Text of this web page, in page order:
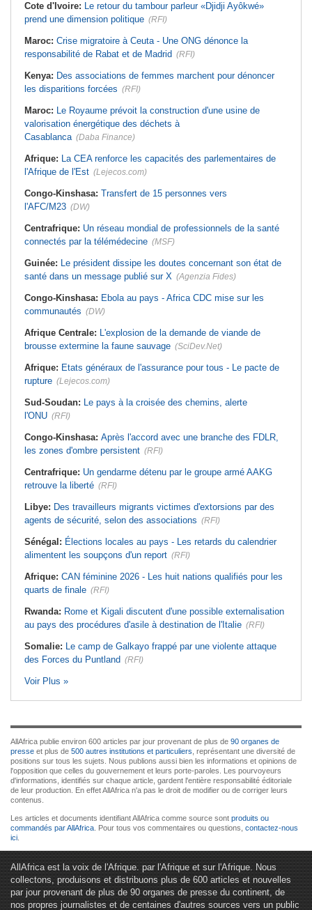
Cote d'Ivoire: Le retour du tambour parleur «Djidji Ayôkwé»
prend une dimension politique (RFI)
Maroc: Crise migratoire à Ceuta - Une ONG dénonce la
responsabilité de Rabat et de Madrid (RFI)
Kenya: Des associations de femmes marchent pour dénoncer
les disparitions forcées (RFI)
Maroc: Le Royaume prévoit la construction d'une usine de
valorisation énergétique des déchets à
Casablanca (Daba Finance)
Afrique: La CEA renforce les capacités des parlementaires de
l'Afrique de l'Est (Lejecos.com)
Congo-Kinshasa: Transfert de 15 personnes vers
l'AFC/M23 (DW)
Centrafrique: Un réseau mondial de professionnels de la santé
connectés par la télémédecine (MSF)
Guinée: Le président dissipe les doutes concernant son état de
santé dans un message publié sur X (Agenzia Fides)
Congo-Kinshasa: Ebola au pays - Africa CDC mise sur les
communautés (DW)
Afrique Centrale: L'explosion de la demande de viande de
brousse extermine la faune sauvage (SciDev.Net)
Afrique: Etats généraux de l'assurance pour tous - Le pacte de
rupture (Lejecos.com)
Sud-Soudan: Le pays à la croisée des chemins, alerte
l'ONU (RFI)
Congo-Kinshasa: Après l'accord avec une branche des FDLR,
les zones d'ombre persistent (RFI)
Centrafrique: Un gendarme détenu par le groupe armé AAKG
retrouve la liberté (RFI)
Libye: Des travailleurs migrants victimes d'extorsions par des
agents de sécurité, selon des associations (RFI)
Sénégal: Élections locales au pays - Les retards du calendrier
alimentent les soupçons d'un report (RFI)
Afrique: CAN féminine 2026 - Les huit nations qualifiés pour les
quarts de finale (RFI)
Rwanda: Rome et Kigali discutent d'une possible externalisation
au pays des procédures d'asile à destination de l'Italie (RFI)
Somalie: Le camp de Galkayo frappé par une violente attaque
des Forces du Puntland (RFI)
Voir Plus »
AllAfrica publie environ 600 articles par jour provenant de plus de 90 organes de
presse et plus de 500 autres institutions et particuliers , représentant une diversité de
positions sur tous les sujets. Nous publions aussi bien les informations et opinions de
l'opposition que celles du gouvernement et leurs porte-paroles. Les pourvoyeurs
d'informations, identifiés sur chaque article, gardent l'entière responsabilité éditoriale
de leur production. En effet AllAfrica n'a pas le droit de modifier ou de corriger leurs
contenus.
Les articles et documents identifiant AllAfrica comme source sont produits ou
commandés par AllAfrica . Pour tous vos commentaires ou questions, contactez-nous
ici
AllAfrica est la voix de l'Afrique. par l'Afrique et sur l'Afrique. Nous
collectons, produisons et distribuons plus de 600 articles et nouvelles
par jour provenant de plus de 90 organes de presse du continent, de
nos propres journalistes et de centaines d'autres sources vers un public